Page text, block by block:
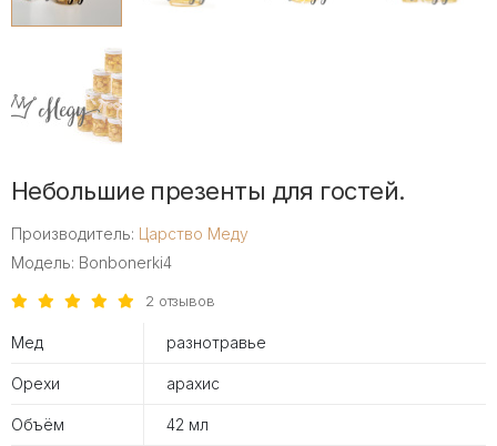
Небольшие презенты для гостей.
Производитель: Царство Меду
Модель: Bonbonerki4
2 отзывов
Мед разнотравье
Орехи арахис
Объём 42 мл